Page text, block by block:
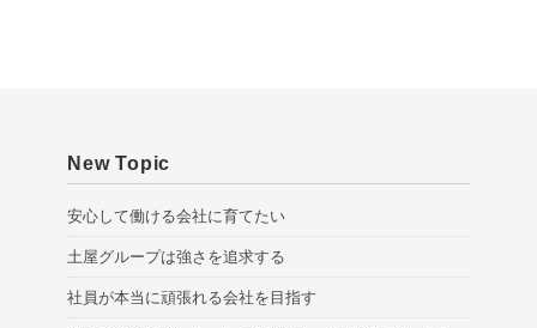
New Topic
安心して働ける会社に育てたい
土屋グループは強さを追求する
社員が本当に頑張れる会社を目指す